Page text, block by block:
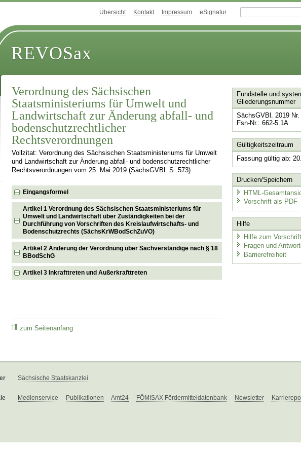
Übersicht Kontakt Impressum eSignatur
REVOSax
Verordnung des Sächsischen
Staatsministeriums für Umwelt und
Landwirtschaft zur Änderung abfall- und
bodenschutzrechtlicher
Rechtsverordnungen
Vollzitat: Verordnung des Sächsischen Staatsministeriums für Umwelt
und Landwirtschaft zur Änderung abfall- und bodenschutzrechtlicher
Rechtsverordnungen vom 25. Mai 2019 (SächsGVBl. S. 573)
Eingangsformel
Artikel 1 Verordnung des Sächsischen Staatsministeriums für
Umwelt und Landwirtschaft über Zuständigkeiten bei der
Durchführung von Vorschriften des Kreislaufwirtschafts- und
Bodenschutzrechts (SächsKrWBodSchZuVO)
Artikel 2 Änderung der Verordnung über Sachverständige nach § 18
BBodSchG
Artikel 3 Inkrafttreten und Außerkrafttreten
zum Seitenanfang
Fundstelle und
Gliederungsnummer
SächsGVBl. 2019
Fsn-Nr.: 662-5.1A
Gültigkeitszeitraum
Fassung gültig ab:
Drucken/Speichern
HTML-
Vorschrift als PDF
Hilfe
Hilfe zum
Fragen und
Barrierefreiheit
Sächsische Staatskanzlei
Medienservice Publikationen Amt24 FÖMISAX Fördermitteldatenbank Newsletter